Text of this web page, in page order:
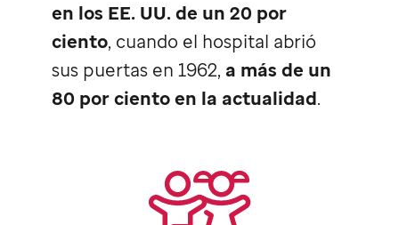
en los EE. UU. de un 20 por
ciento, cuando el hospital abrió
sus puertas en 1962, a más de un
80 por ciento en la actualidad.